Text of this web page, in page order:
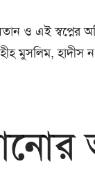
ও এই স্বপ্নের
মুসলিম, হাদীস